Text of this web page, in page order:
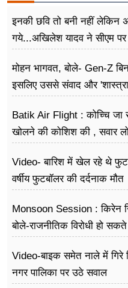
इनकी छवि तो बनी नहीं लेकिन
गये...अखिलेश यादव ने सीएम पर
मोहन भागवत, बोले- Gen-Z
इसलिए उससे संवाद और
Batik Air Flight : कोच्चि जा
खोलने की कोशिश की , सवार
Video- बारिश में खेल रहे थे
वर्षीय फुटबॉलर की दर्दनाक मौत
Monsoon Session : किरेन
बोले-राजनीतिक विरोधी हो
Video-बाइक समेत नाले में गिरे
नगर पालिका पर उठे सवाल